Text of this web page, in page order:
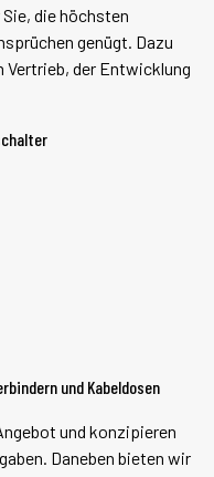
die höchsten
genügt. Dazu
der Entwicklung
und Kabeldosen
und konzipieren
Daneben bieten wir